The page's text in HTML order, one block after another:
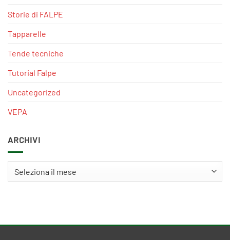
Storie di FALPE
Tapparelle
Tende tecniche
Tutorial Falpe
Uncategorized
VEPA
ARCHIVI